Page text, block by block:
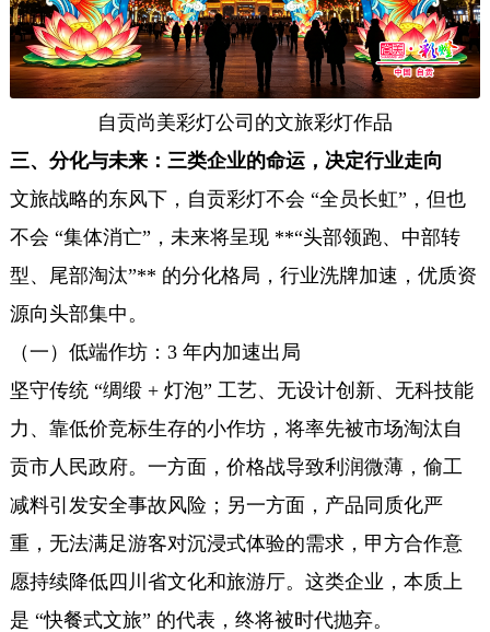
自贡尚美彩灯公司的文旅彩灯作品
三、分化与未来：三类企业的命运，决定行业走向
文旅战略的东风下，自贡彩灯不会 “全员长虹”，但也
不会 “集体消亡”，未来将呈现 **“头部领跑、中部转
型、尾部淘汰”** 的分化格局，行业洗牌加速，优质资
源向头部集中。
（一）低端作坊：3 年内加速出局
坚守传统 “绸缎 + 灯泡” 工艺、无设计创新、无科技能
力、靠低价竞标生存的小作坊，将率先被市场淘汰自
贡市人民政府。一方面，价格战导致利润微薄，偷工
减料引发安全事故风险；另一方面，产品同质化严
重，无法满足游客对沉浸式体验的需求，甲方合作意
愿持续降低四川省文化和旅游厅。这类企业，本质上
是 “快餐式文旅” 的代表，终将被时代抛弃。